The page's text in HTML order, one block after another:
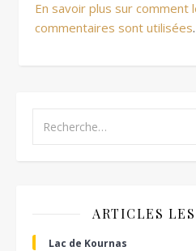
En savoir plus sur comment
commentaires sont utilisées.
ARTICLES
Lac de Kournas